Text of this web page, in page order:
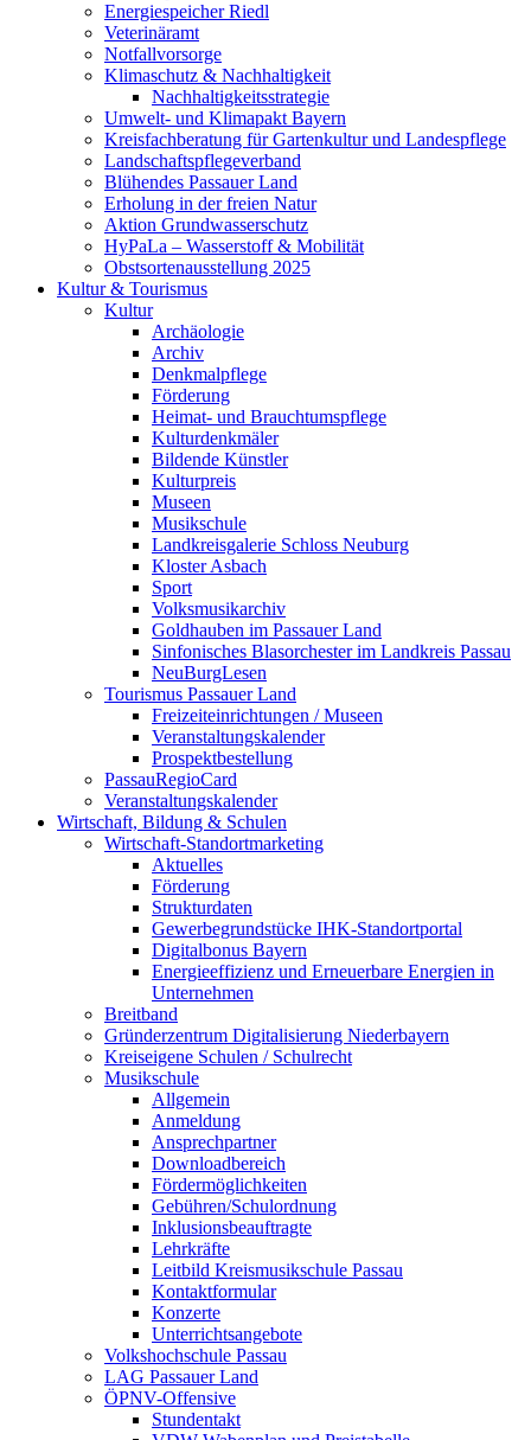
Energiespeicher Riedl
Veterinäramt
Notfallvorsorge
Klimaschutz & Nachhaltigkeit
Nachhaltigkeitsstrategie
Umwelt- und Klimapakt Bayern
Kreisfachberatung für Gartenkultur und Landespflege
Landschaftspflegeverband
Blühendes Passauer Land
Erholung in der freien Natur
Aktion Grundwasserschutz
HyPaLa – Wasserstoff & Mobilität
Obstsortenausstellung 2025
Kultur & Tourismus
Kultur
Archäologie
Archiv
Denkmalpflege
Förderung
Heimat- und Brauchtumspflege
Kulturdenkmäler
Bildende Künstler
Kulturpreis
Museen
Musikschule
Landkreisgalerie Schloss Neuburg
Kloster Asbach
Sport
Volksmusikarchiv
Goldhauben im Passauer Land
Sinfonisches Blasorchester im Landkreis Passau
NeuBurgLesen
Tourismus Passauer Land
Freizeiteinrichtungen / Museen
Veranstaltungskalender
Prospektbestellung
PassauRegioCard
Veranstaltungskalender
Wirtschaft, Bildung & Schulen
Wirtschaft-Standortmarketing
Aktuelles
Förderung
Strukturdaten
Gewerbegrundstücke IHK-Standortportal
Digitalbonus Bayern
Energieeffizienz und Erneuerbare Energien in
Unternehmen
Breitband
Gründerzentrum Digitalisierung Niederbayern
Kreiseigene Schulen / Schulrecht
Musikschule
Allgemein
Anmeldung
Ansprechpartner
Downloadbereich
Fördermöglichkeiten
Gebühren/Schulordnung
Inklusionsbeauftragte
Lehrkräfte
Leitbild Kreismusikschule Passau
Kontaktformular
Konzerte
Unterrichtsangebote
Volkshochschule Passau
LAG Passauer Land
ÖPNV-Offensive
Stundentakt